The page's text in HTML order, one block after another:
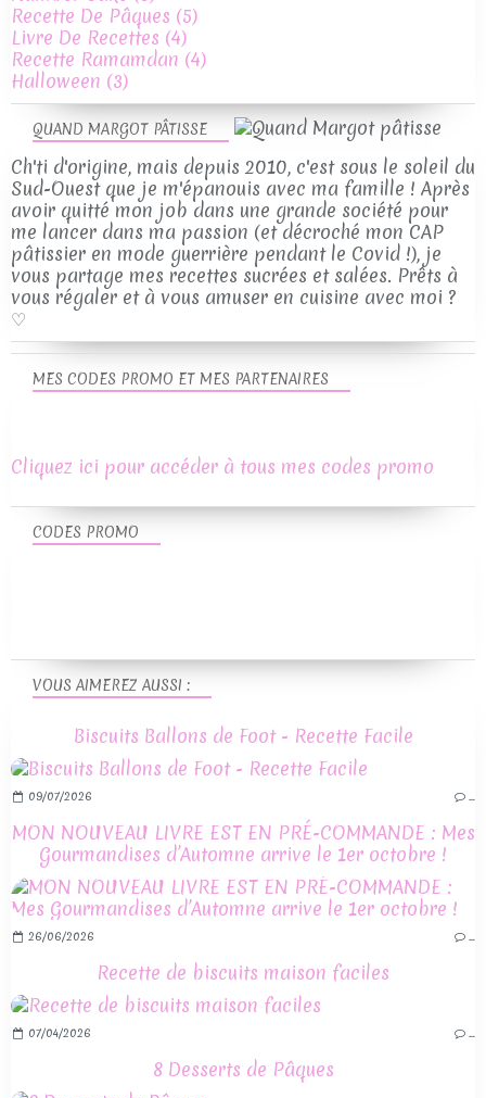
QUAND MARGOT PÂTISSE
Ch'ti d'origine, mais depuis 2010, c'est sous le soleil du
Sud-Ouest que je m'épanouis avec ma famille ! Après
avoir quitté mon job dans une grande société pour
me lancer dans ma passion (et décroché mon CAP
pâtissier en mode guerrière pendant le Covid !), je
vous partage mes recettes sucrées et salées. Prêts à
vous régaler et à vous amuser en cuisine avec moi ?
♡
VOUS AIMEREZ AUSSI :
Biscuits Ballons de Foot - Recette Facile
09/07/2026 …
MON NOUVEAU LIVRE EST EN PRÉ-COMMANDE : Mes
Gourmandises d’Automne arrive le 1er octobre !
26/06/2026 …
Recette de biscuits maison faciles
07/04/2026 …
8 Desserts de Pâques
Recette De Pâques (5)
Livre De Recettes (4)
Recette Ramamdan (4)
Halloween (3)
CODES PROMO
MES CODES PROMO ET MES PARTENAIRES
Cliquez ici pour accéder à tous mes codes promo